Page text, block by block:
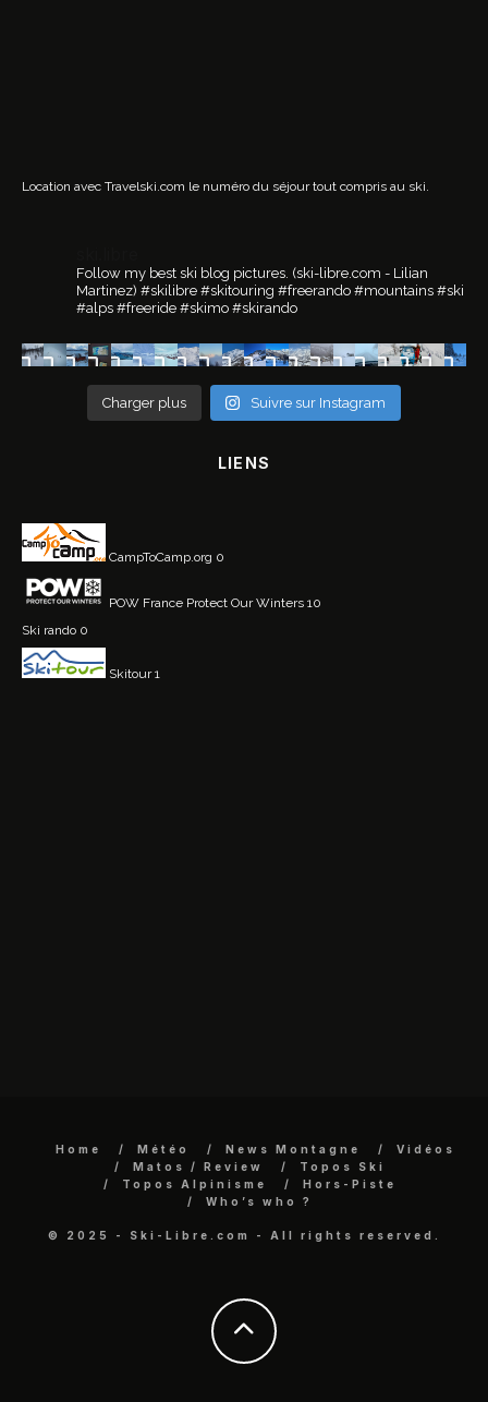
Location avec Travelski.com le numéro du séjour tout compris au ski.
Follow my best ski blog pictures. (ski-libre.com - Lilian
Martinez) #skilibre #skitouring #freerando #mountains #ski
#alps #freeride #skimo #skirando
Charger plus Suivre sur Instagram
LIENS
CampToCamp.org 0
POW France Protect Our Winters 10
Ski rando 0
Skitour1
Home Météo News Montagne
Vidéos
Matos / Review
Topos Ski
Topos Alpinisme
Hors-Piste
Who’s who ?
© 2025 - Ski-Libre.com - All rights reserved.